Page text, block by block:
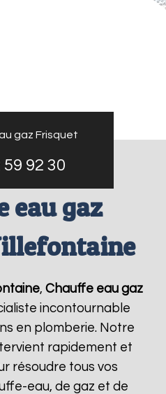
gaz Frisquet
59 92 30
eau gaz
, Chauffe eau gaz
incontournable
en plomberie. Notre
rapidement et
résoudre tous vos
eau, de gaz et de